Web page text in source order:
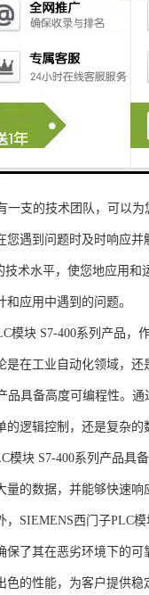
入输出：S7-300系列产
系列产品采用的硬件
产品采用TIA Portal开发
系列产品配备丰富的通
块S7-300系列产品，不
一支的技术团队，可以
遇到问题时及时响应
技术水平，使您地应用
应用中遇到的问题。
S7-400系列产品，作
是在工业自动化领域，
品具备高度可编程性。
的逻辑控制，还是复杂
模块 S7-400系列产品具
量的数据，并能够快速
，SIEMENS西门子PLC
保了其在恶劣环境下的
的性能，为客户提供稳